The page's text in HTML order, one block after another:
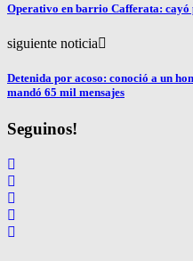
Operativo en barrio Cafferata: cayó
siguiente noticia
Detenida por acoso: conoció a un
mandó 65 mil mensajes
Seguinos!